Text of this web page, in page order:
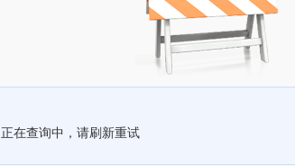
正在查询中，请刷新重试